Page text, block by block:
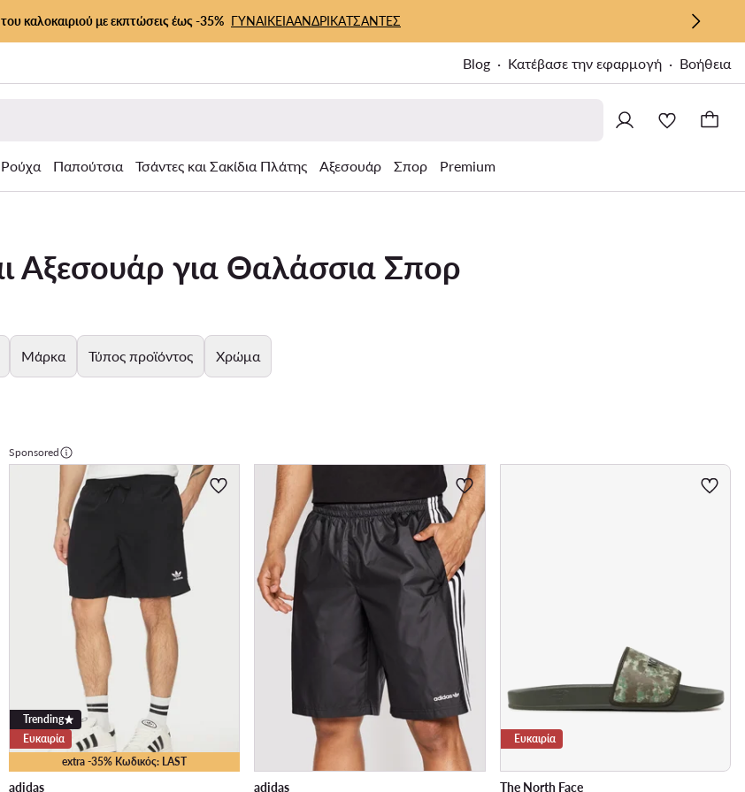
καλοκαιριού με εκπτώσεις έως -35% ΓΥΝΑΙΚΕΙΑΑΝΔΡΙΚΑΤΣΑΝΤΕΣ
Blog Κατέβασε την εφαρμογή Βοήθεια
Ρούχα Παπούτσια Τσάντες και Σακίδια Πλάτης Αξεσουάρ Σπορ Premium
Αξεσουάρ για Θαλάσσια Σπορ
Μάρκα Τύπος προϊόντος Χρώμα
Sponsored
extra -35% Κωδικός: LAST
Trending
Ευκαιρία
adidas
adidas
Ευκαιρία
The North Face